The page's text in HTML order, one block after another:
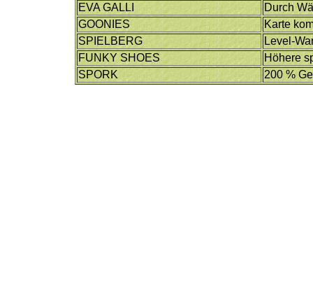
EVA GALLI
Durch
GOONIES
Karte
SPIELBERG
Level-
FUNKY SHOES
Höhere
SPORK
200 %